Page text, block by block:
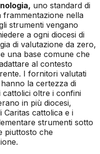
uno standard di
frammentazione nella
strumenti vengano
a ogni diocesi di
di valutazione da zero,
una base comune che
al contesto
I fornitori valutati
la certezza di
cattolici oltre i confini
in più diocesi,
Caritas cattolica e i
strumenti sotto
piuttosto che